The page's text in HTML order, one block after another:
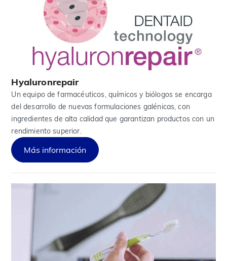
Hyaluronrepair
Un equipo de farmacéuticos, químicos y biólogos se encarga
del desarrollo de nuevas formulaciones galénicas, con
ingredientes de alta calidad que garantizan productos con un
rendimiento superior.
Más información